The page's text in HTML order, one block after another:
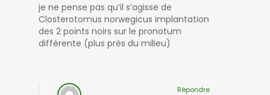
je ne pense pas qu’il s’agisse de
Closterotomus norwegicus implantation
des 2 points noirs sur le pronotum
différente (plus près du milieu)
Répondre